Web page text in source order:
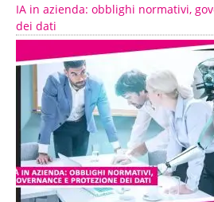
IA in azienda: obblighi normativi,
dei dati